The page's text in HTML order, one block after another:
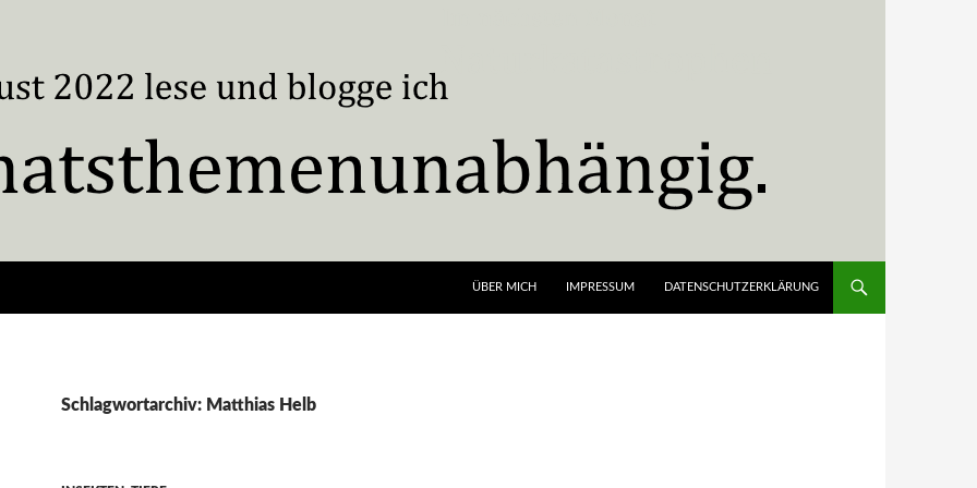
ÜBER MICH IMPRESSUM DATENSCHUTZERKLÄRUNG
Schlagwortarchiv: Matthias Helb